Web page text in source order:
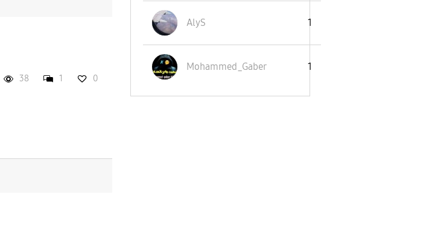
38 1 0
AlyS 1
Mohammed_Gaber 1